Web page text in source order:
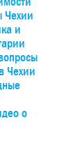
крас и
на
на поезде
Чехии
и
Чехии
о